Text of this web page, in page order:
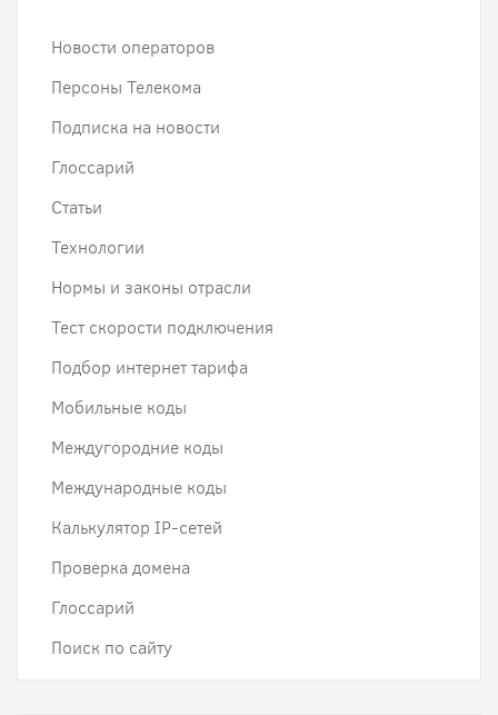
Новости операторов
Персоны Телекома
Подписка на новости
Глоссарий
Статьи
Технологии
Нормы и законы отрасли
Тест скорости подключения
Подбор интернет тарифа
Мобильные коды
Междугородние коды
Международные коды
Калькулятор IP-сетей
Проверка домена
Глоссарий
Поиск по сайту